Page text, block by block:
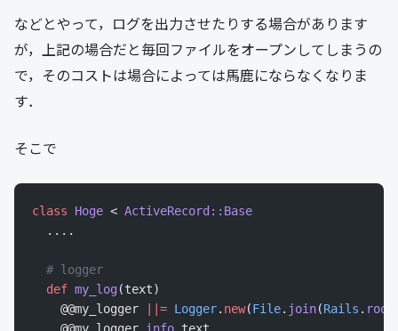
などとやって，ログを出力させたりする場合があります
が，上記の場合だと毎回ファイルをオープンしてしまうの
で，そのコストは場合によっては馬鹿にならなくなりま
す．
そこで
class Hoge < ActiveRecord::Base
  ....
  # logger
  def
my_log(text)
    @@my_logger
||= Logger. new(File. join(Rails . root